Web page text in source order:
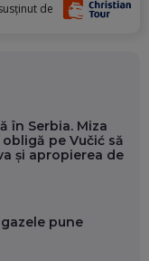
de
în Serbia. Miza
pe Vučić să
și apropierea de
pune